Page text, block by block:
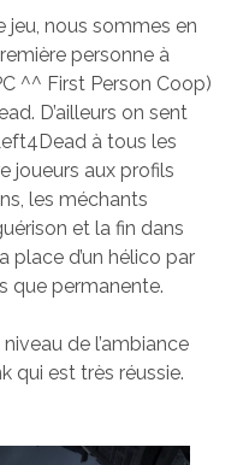
jeu, nous sommes en
personne à
^^ First Person Coop)
D’ailleurs on sent
à tous les
joueurs aux profils
les méchants
et la fin dans
place d’un hélico par
que permanente.
de l’ambiance
qui est très réussie.